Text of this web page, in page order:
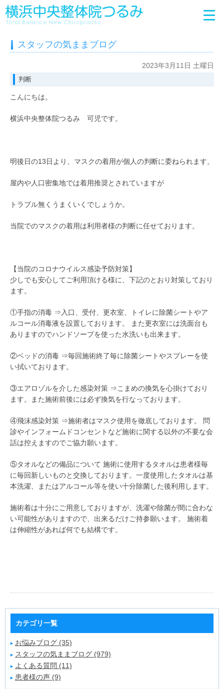
スタッフの気ままブログ
2023年3月11日 土曜日
判断
こんにちは。
横浜中央整体院つるみ 可児です。
明後日の13日より、マスクの着用が個人の判断に委ねられます。
屋内や人口密集地では着用推奨とされていますが
トラブル無くうまくいくでしょうか。
当院でのマスクの着用は利用者様の判断に任せております。
【当院のコロナウイルス感染予防対策】
少しでも安心してご利用頂ける様に、下記のとおり対策しており
ます。
①手指の消毒 ⇒入口、受付、更衣室、トイレに除菌シートやア
ルコール消毒液を設置しております。 また更衣室には洗面台も
ありますのでハンドソープを使った水洗いも出来ます。
②ベッドの消毒 ⇒毎回施術終了毎に除菌シートやスプレーを使
い拭いております。
③エアロゾルを介した感染対策 ⇒こまめの換気を心掛けており
ます。また施術前後には必ず換気を行なっております。
④飛沫感染対策 ⇒施術者はマスク使用を徹底しております。 問
診やインフォームドコンセントなど施術に関する以外の不要な会
話は控えますのでご協力願います。
⑤タオルなどの備品について 施術に使用するタオルは患者様毎
に毎回新しいものと交換しております。一度使用したタオルは基
本洗濯、またはアルコール等を使い十分除菌した後利用します。
施術着は十分にご用意しておりますが、洗濯や除菌が間に合わな
い可能性がありますので、出来るだけご持参願います。 施術着
は伸縮性があれば何でも結構です。
カテゴリ一覧
お悩みブログ (35)
スタッフの気ままブログ (979)
よくある質問 (11)
患者様の声 (9)